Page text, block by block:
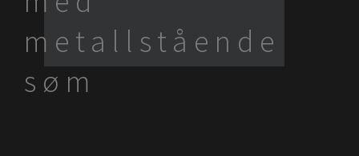
metallstående
søm